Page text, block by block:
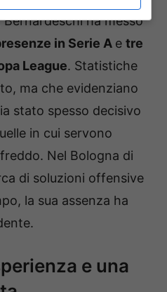
ha messo
in Serie A e tre
League. Statistiche
ma che evidenziano
stato spesso decisivo
in cui servono
Nel Bologna di
di soluzioni offensive
la sua assenza ha
e una